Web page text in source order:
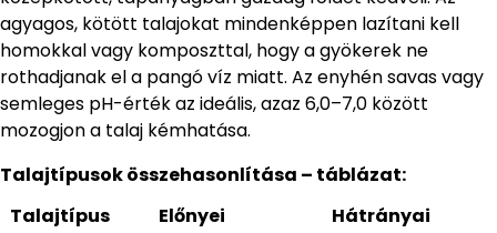
agyagos, kötött talajokat mindenképpen lazítani kell
homokkal vagy komposzttal, hogy a gyökerek ne
rothadjanak el a pangó víz miatt. Az enyhén savas vagy
semleges pH-érték az ideális, azaz 6,0–7,0 között
mozogjon a talaj kémhatása.
Talajtípusok összehasonlítása – táblázat:
Talajtípus
Előnyei
Hátrányai